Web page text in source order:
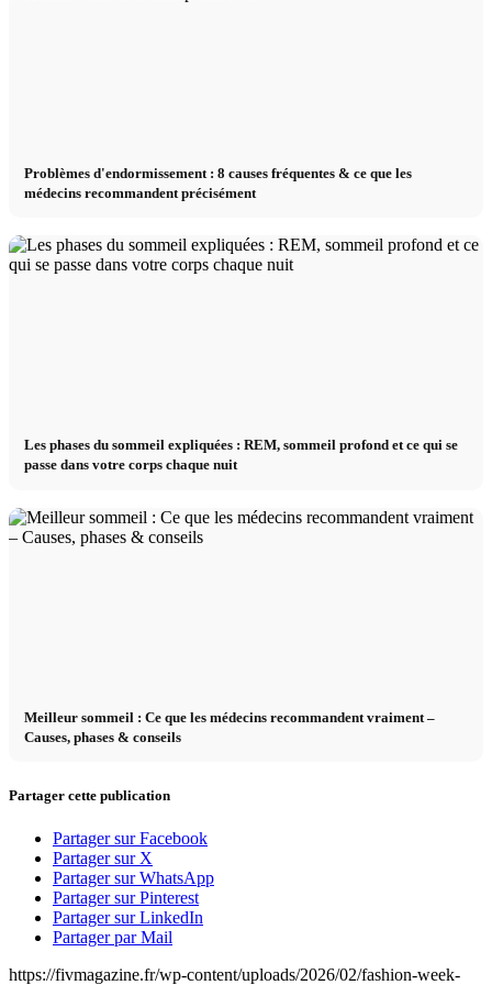
Problèmes d'endormissement : 8 causes fréquentes & ce que les
médecins recommandent précisément
Les phases du sommeil expliquées : REM, sommeil profond et ce qui se
passe dans votre corps chaque nuit
Meilleur sommeil : Ce que les médecins recommandent vraiment –
Causes, phases & conseils
Partager cette publication
Partager sur Facebook
Partager sur X
Partager sur WhatsApp
Partager sur Pinterest
Partager sur LinkedIn
Partager par Mail
https://fivmagazine.fr/wp-content/uploads/2026/02/fashion-week-